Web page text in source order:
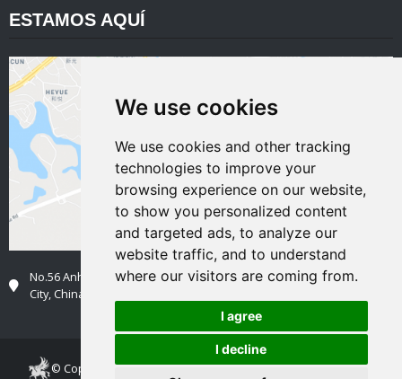
We use cookies
We use cookies and other tracking
technologies to improve your
browsing experience on our website,
to show you personalized content
and targeted ads, to analyze our
website traffic, and to understand
where our visitors are coming from.
I agree
I decline
ESTAMOS AQUÍ
No.56 Anhua Road, Henggang Town, Longgang District, Shenzhen
City, China,518116
© Copyright 2008-2021 Superb Electromachinery Co., Limited